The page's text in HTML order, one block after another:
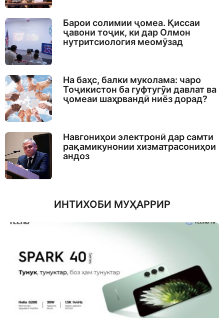
Барои солимии ҷомеа. Қиссаи
ҷавони тоҷик, ки дар Олмон
нутритсиология меомӯзад
На баҳс, балки муколама: чаро
Тоҷикистон ба гуфтугӯи давлат ва
ҷомеаи шаҳрвандӣ ниёз дорад?
Навгониҳои электронӣ дар самти
рақамикунонии хизматрасониҳои
андоз
ИНТИХОБИ МУҲАРРИР